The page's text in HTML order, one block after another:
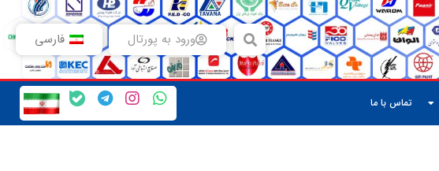
ورود به پورتال فارسی
تماس با ما